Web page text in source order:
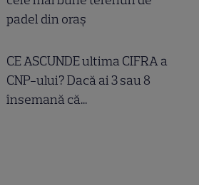
padel din oraș
CE ASCUNDE ultima CIFRA a
CNP-ului? Dacă ai 3 sau 8
însemană că...